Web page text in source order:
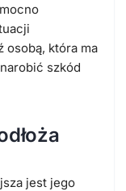
osobą, która ma
szkód
jest jego